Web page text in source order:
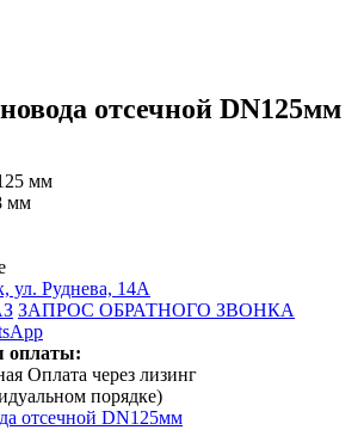
отсечной DN125мм
мм
мм
ул. Руднева, 14А
ЗАПРОС ОБРАТНОГО ЗВОНКА
оплаты:
Оплата через лизинг
порядке)